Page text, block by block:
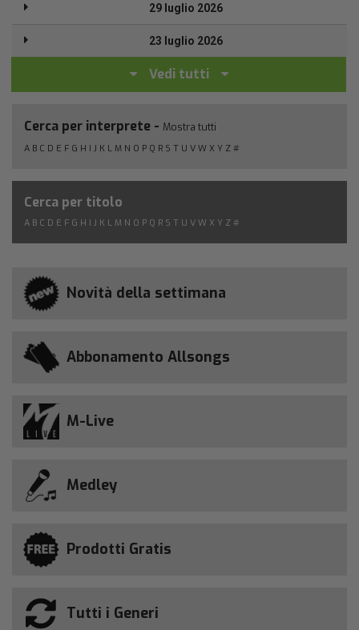
29 luglio 2026
23 luglio 2026
Vedi tutti
Cerca per interprete - Mostra tutti
A B C D E F G H I J K L M N O P Q R S T U V W X Y Z #
Cerca per titolo
A B C D E F G H I J K L M N O P Q R S T U V W X Y Z #
Novità della settimana
Abbonamento Allsongs
M-Live
Medley
Prodotti Gratis
Tutti i Generi